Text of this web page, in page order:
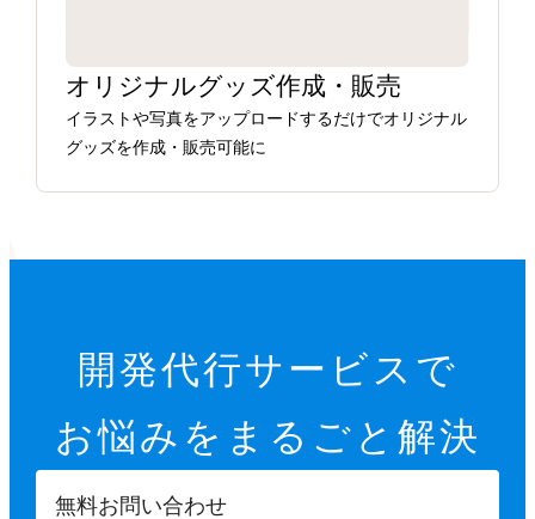
オリジナルグッズ作成・販売
イラストや写真をアップロードするだけでオリジナル
グッズを作成・販売可能に
開発代行サービスで
お悩みをまるごと解決
無料お問い合わせ